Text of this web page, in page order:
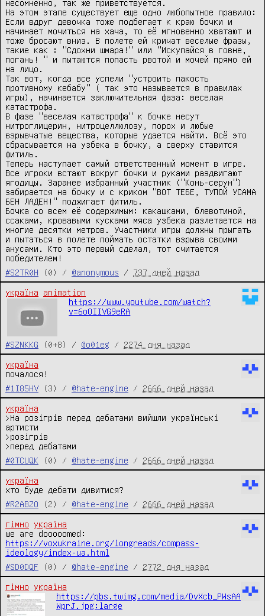
несомненно, так же приветствуется.
На этом этапе существует еще одно любопытное правило:
Если вдруг девочка тоже подбегает к краю бочки и
начинает мочиться на хача, то её мгновенно хватают и
тоже бросают вниз. В полете ей кричат веселые фразы,
такие как : "Сдохни шмара!" или "Искупайся в говне,
погань! " и пытаются попасть рвотой и мочей прямо ей
на лицо.
Так вот, когда все успели "устроить пакость
противному кебабу" ( так это называется в правилах
игры), начинается заключительная фаза: веселая
катастрофа.
В фазе "веселая катастрофа" к бочке несут
нитроглицерин, нитроцеллюлозу, порох и любые
взрывчатые вещества, которые удается найти. Всё это
сбрасывается на узбека в бочку, а сверху ставится
фитиль.
Теперь наступает самый ответственный момент в игре.
Все игроки встают вокруг бочки и руками раздвигают
ягодицы. Заранее избранный участник ("Конь-серун")
забирается на бочку и с криком "ВОТ ТЕБЕ, ТУПОЙ УСАМА
БЕН ЛАДЕН!" поджигает фитиль.
Бочка со всем её содержимым: какашками, блевотиной,
ссаками, кровавыми кусками мяса узбека разлетается на
многие десятки метров. Участники игры должны прыгать
и пытаться в полете поймать остатки взрыва своими
анусами. Кто это первый сделал, тот считается
победителем!
#S2TR0H
(0) / @anonymous / 737 дней назад
україна
animation
https://www.youtube.com/watch?
v=6oOIIVG9eRA
#SZNKKG (0+8) / @o01eg / 2274 дня назад
україна
почалося!
#1I85HV
(3) / @hate-engine / 2666 дней назад
україна
>На розігрів перед дебатами вийшли українські
артисти
>розігрів
>перед дебатами
#0TCUQK
(0) / @hate-engine / 2666 дней назад
україна
хто буде дебати дивитися?
#R2ABZO
(2) / @hate-engine / 2666 дней назад
гімно
україна
https://voxukraine.org/longreads/compass-
ideology/index-ua.html
#SD0DQF
(0) / @hate-engine / 2772 дня назад
гімно
україна
https://pbs.twimg.com/media/DvXcb_PWsAA
WprJ.jpg:large